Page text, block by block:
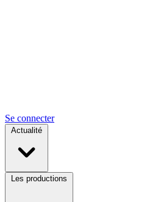
Se connecter
Actualité
Les productions